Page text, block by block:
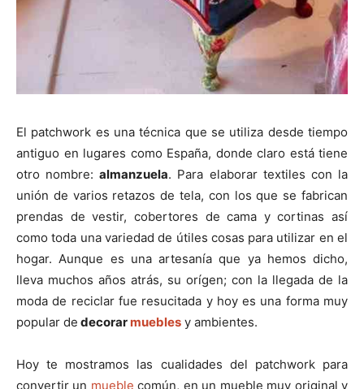
El patchwork es una técnica que se utiliza desde tiempo
antiguo en lugares como España, donde claro está tiene
otro nombre:almanzuela. Para elaborar textiles con la
unión de varios retazos de tela, con los que se fabrican
prendas de vestir, cobertores de cama y cortinas así
como toda una variedad de útiles cosas para utilizar en el
hogar. Aunque es una artesanía que ya hemos dicho,
lleva muchos años atrás, su orígen; con la llegada de la
moda de reciclar fue resucitada y hoy es una forma muy
popular de decorar muebles y ambientes.
Hoy te mostramos las cualidades del patchwork para
convertir un mueble común, en un mueble muy original y